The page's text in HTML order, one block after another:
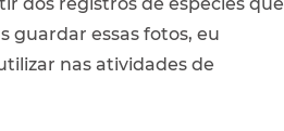
guardar essas fotos, eu
nas atividades de